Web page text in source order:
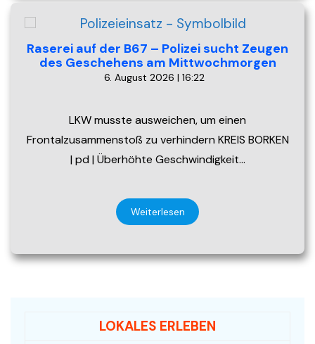
Raserei auf der B67 – Polizei sucht Zeugen
des Geschehens am Mittwochmorgen
6. August 2026 | 16:22
LKW musste ausweichen, um einen
Frontalzusammenstoß zu verhindern KREIS BORKEN
| pd | Überhöhte Geschwindigkeit…
Weiterlesen
LOKALES ERLEBEN